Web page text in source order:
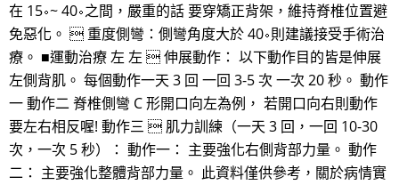
在 15∘~ 40∘之間，嚴重的話 要穿矯正背架，維持脊椎位置避
免惡化。  重度側彎：側彎角度大於 40∘則建議接受手術治
療。 ■運動治療 左 左  伸展動作： 以下動作目的皆是伸展
左側背肌。 每個動作一天 3 回 一回 3-5 次 一次 20 秒。 動作
一 動作二 脊椎側彎 C 形開口向左為例， 若開口向右則動作
要左右相反喔! 動作三  肌力訓練（一天 3 回，一回 10-30
次，一次 5 秒）： 動作一： 主要強化右側背部力量。 動作
二： 主要強化整體背部力量。 此資料僅供參考，關於病情實